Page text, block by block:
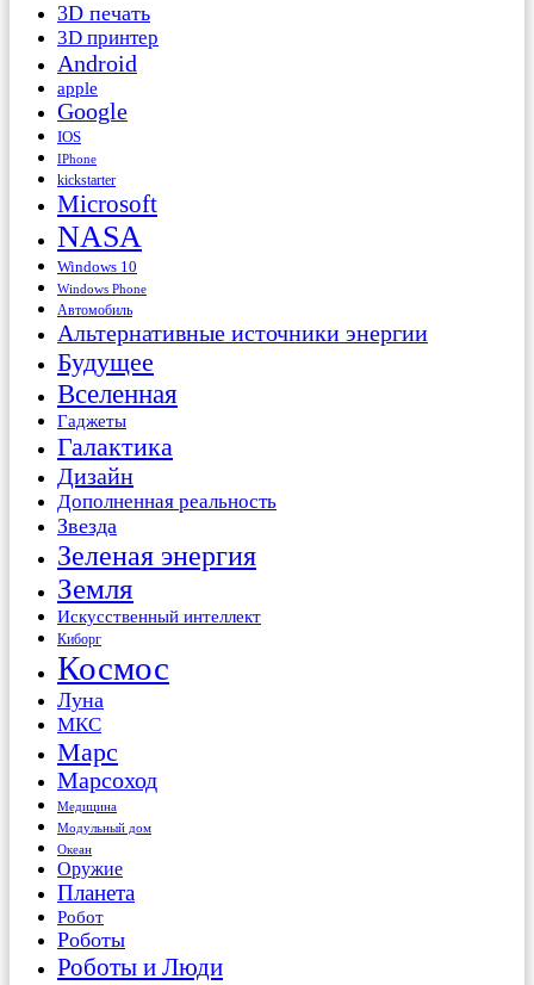
3D печать
3D принтер
Android
apple
Google
IOS
IPhone
kickstarter
Microsoft
NASA
Windows 10
Windows Phone
Автомобиль
Альтернативные источники энергии
Будущее
Вселенная
Гаджеты
Галактика
Дизайн
Дополненная реальность
Звезда
Зеленая энергия
Земля
Искусственный интеллект
Киборг
Космос
Луна
МКС
Марс
Марсоход
Медицина
Модульный дом
Океан
Оружие
Планета
Робот
Роботы
Роботы и Люди